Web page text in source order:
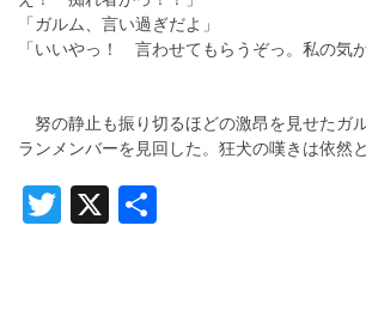
「ガルム、言い過ぎだよ」
「いいやっ！ 言わせてもらうぞっ。私の気
努の静止も振り切るほどの激昂を見せたガ
ランメンバーを見回した。狂犬の嘆きは依然と
Twitter
X